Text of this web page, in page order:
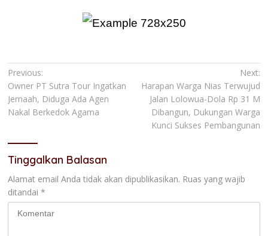
Navigasi
pos
Previous:
Owner PT Sutra Tour Ingatkan
Jemaah, Diduga Ada Agen
Nakal Berkedok Agama
Next:
Harapan Warga Nias Terwujud
Jalan Lolowua-Dola Rp 31 M
Dibangun, Dukungan Warga
Kunci Sukses Pembangunan
Tinggalkan Balasan
Alamat email Anda tidak akan dipublikasikan. Ruas yang wajib
ditandai *